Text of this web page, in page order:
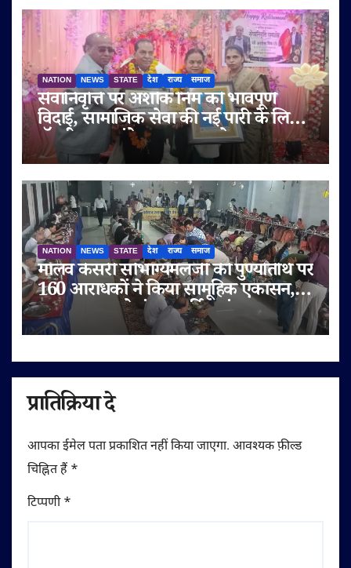
NATION NEWS STATE देश राज्य समाज
सेवानिवृत्ति पर अशोक निम को भावपूर्ण
विदाई, सामाजिक सेवा की नई पारी के लिए
डॉ. बी.आर. अंबेडकर सम्मान से नवाजा
NATION NEWS STATE देश राज्य समाज
मालव केसरी सौभाग्यमलजी की पुण्यतिथि पर
160 आराधकों ने किया सामूहिक एकासन,
तप-आराधना से गूंजा चतुर्विध संघ
प्रातिक्रिया दे
आपका ईमेल पता प्रकाशित नहीं किया जाएगा. आवश्यक फ़ील्ड
चिह्नित हैं *
टिप्पणी*